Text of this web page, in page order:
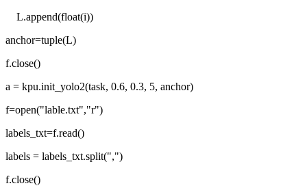
L.append(float(i))
anchor=tuple(L)
f.close()
a = kpu.init_yolo2(task, 0.6, 0.3, 5, anchor)
f=open("lable.txt","r")
labels_txt=f.read()
labels = labels_txt.split(",")
f.close()